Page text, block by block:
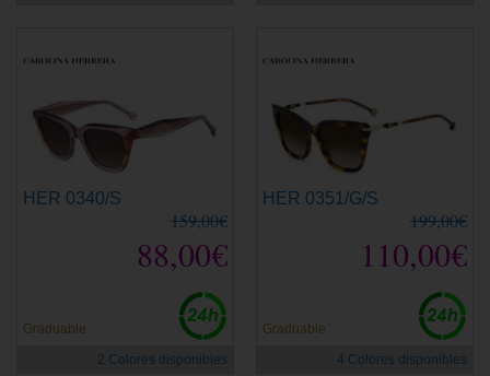
HER 0340/S
159,00€
88,00€
Graduable
2 Colores disponibles
HER 0351/G/S
199,00€
110,00€
Graduable
4 Colores disponibles